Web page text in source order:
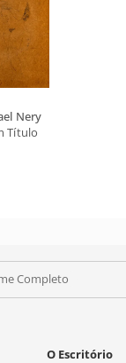
Nery
Título
Completo
O Escritório